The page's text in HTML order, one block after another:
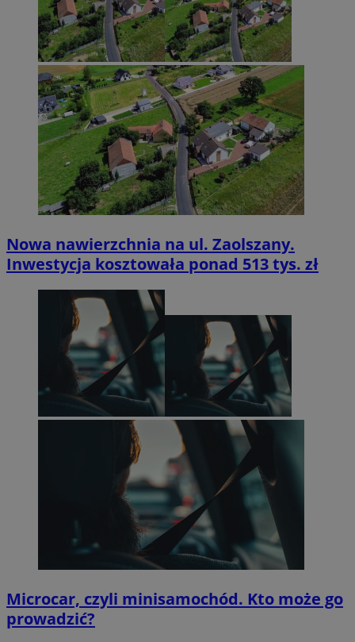
Nowa nawierzchnia na ul. Zaolszany.
Inwestycja kosztowała ponad 513 tys. zł
Microcar, czyli minisamochód. Kto może go
prowadzić?